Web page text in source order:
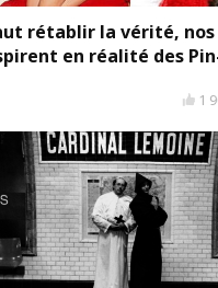
rétablir la vérité, nos
en réalité des
1